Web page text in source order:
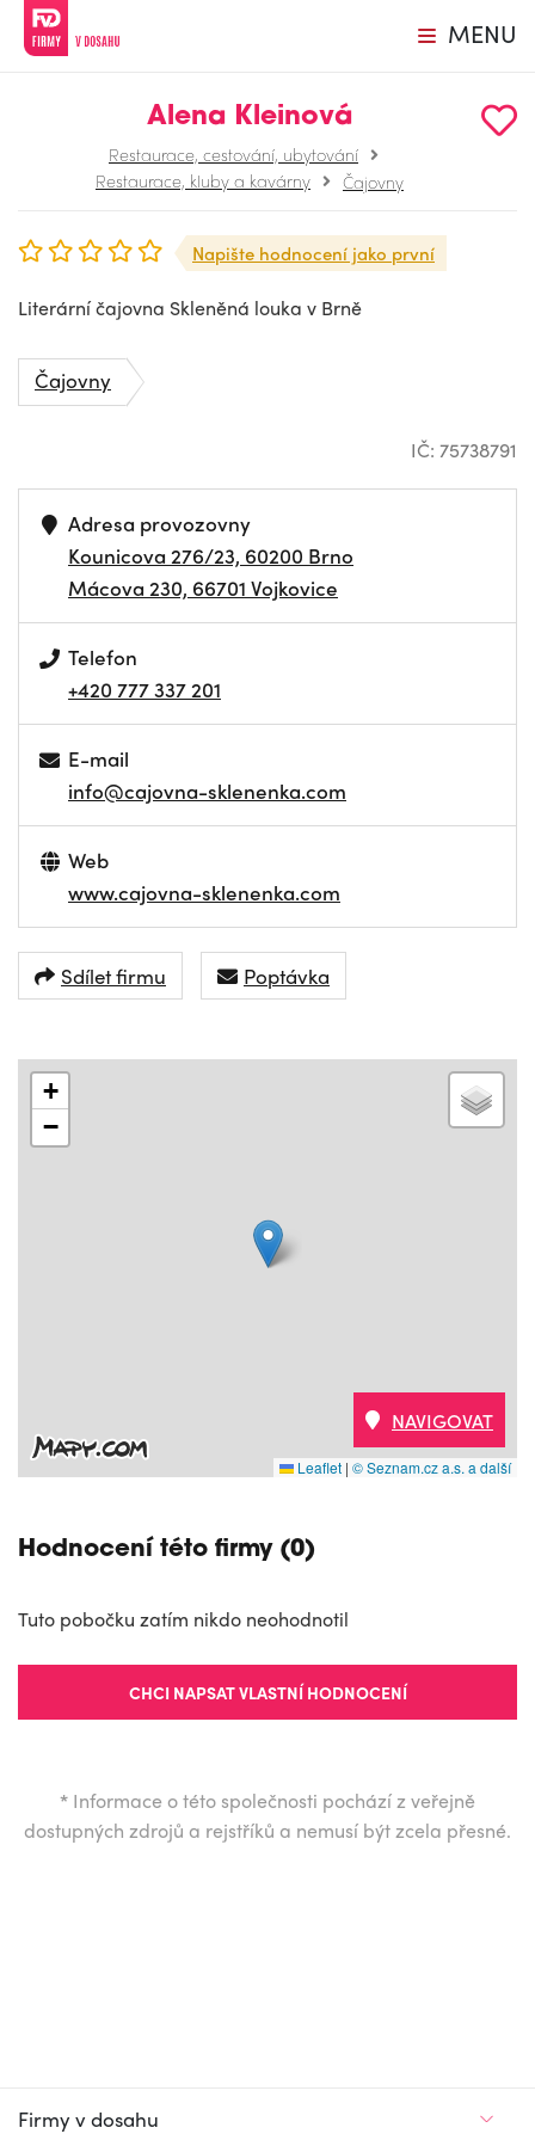
MENU
Alena Kleinová
Restaurace, cestování, ubytování
Restaurace, kluby a kavárny
Čajovny
Napište hodnocení jako první
Literární čajovna Skleněná louka v Brně
Čajovny
IČ: 75738791
Adresa provozovny
Kounicova 276/23, 60200 Brno
Mácova 230, 66701 Vojkovice
Telefon
+420 777 337 201
E-mail
info@cajovna-sklenenka.com
Web
www.cajovna-sklenenka.com
Sdílet firmu Poptávka
+
−
Leaflet | © Seznam.cz a.s. a další
NAVIGOVAT
Hodnocení této firmy (0)
Tuto pobočku zatím nikdo neohodnotil
CHCI NAPSAT VLASTNÍ HODNOCENÍ
* Informace o této společnosti pochází z veřejně
dostupných zdrojů a rejstříků a nemusí být zcela přesné.
Firmy v dosahu